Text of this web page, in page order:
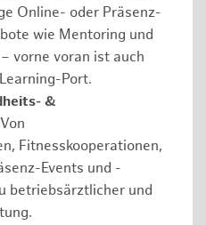
Online- oder Präsenz-
wie Mentoring und
vorne voran ist auch
Port.
&
Von
Fitnesskooperationen,
Events und -
betriebsärztlicher und